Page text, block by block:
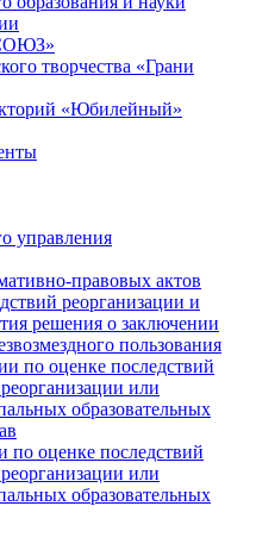
творчества «Грани
«Юбилейный»
управления
правовых актов
реорганизации и
решения о заключении
пользования
по оценке последствий
или
образовательных
по оценке последствий
или
образовательных